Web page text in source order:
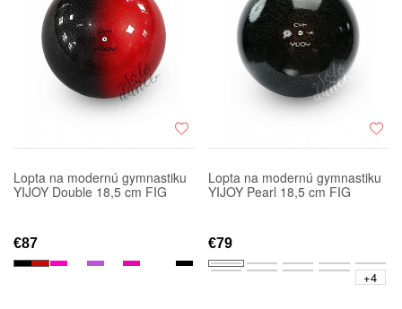
Lopta na modernú gymnastiku
YIJOY Double 18,5 cm FIG
€87
Lopta na modernú gymnastiku
YIJOY Pearl 18,5 cm FIG
€79
+4